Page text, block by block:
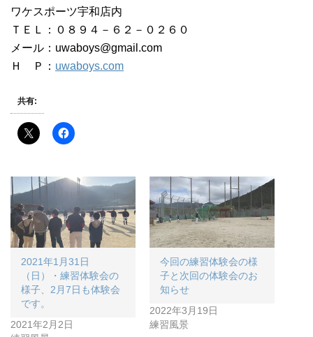
ワケスポーツ宇和店内
ＴＥＬ：０８９４－６２－０２６０
メール：uwaboys@gmail.com
Ｈ Ｐ： uwaboys.com
共有:
2021年1月31日
（日）・練習体験会の
様子、2月7日も体験会
です。
2021年2月2日
今回の練習体験会の様
子と次回の体験会のお
知らせ
2022年3月19日
練習風景